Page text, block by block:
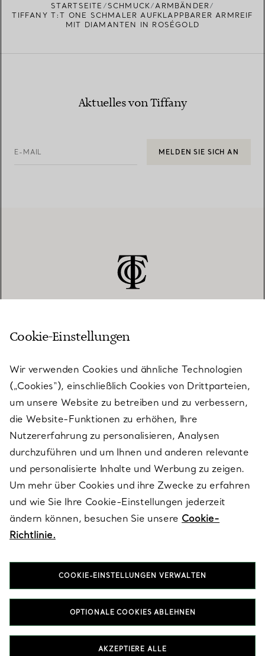
STARTSEITE SCHMUCK
ARMBÄNDER
TIFFANY T:T ONE SCHMALER AUFKLAPPBARER ARMREIF
MIT DIAMANTEN IN ROSÉGOLD
Aktuelles von Tiffany
E-MAIL MELDEN SIE SICH AN
KUNDENSERVICE
SERVICES
ÜBER TIFFANY & CO.
RECHTLICHE HINWEISE
FOLGEN SIE UNS
T&Co. 2026
Cookie-Einstellungen
Wir verwenden Cookies und ähnliche Technologien
(„Cookies“), einschließlich Cookies von Drittparteien,
um unsere Website zu betreiben und zu verbessern,
die Website-Funktionen zu erhöhen, Ihre
Nutzererfahrung zu personalisieren, Analysen
durchzuführen und um Ihnen und anderen relevante
und personalisierte Inhalte und Werbung zu zeigen.
Um mehr über Cookies und ihre Zwecke zu erfahren
und wie Sie Ihre Cookie-Einstellungen jederzeit
ändern können, besuchen Sie unsere Cookie-
Richtlinie.
COOKIE-EINSTELLUNGEN VERWALTEN
OPTIONALE COOKIES ABLEHNEN
AKZEPTIERE ALLE